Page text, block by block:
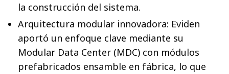
la construcción del sistema.
Arquitectura modular innovadora: Eviden
aportó un enfoque clave mediante su
Modular Data Center (MDC) con módulos
prefabricados ensamble en fábrica, lo que